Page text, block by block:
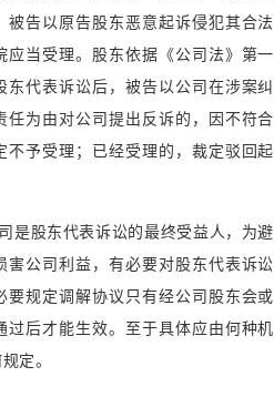
告以原告股东恶意起诉侵犯其合法
当受理。股东依据《公司法》第一
东代表诉讼后，被告以公司在涉案纠
为由对公司提出反诉的，因不符合
不予受理；已经受理的，裁定驳回起
是股东代表诉讼的最终受益人，为避
公司利益，有必要对股东代表诉讼
要规定调解协议只有经公司股东会或
后才能生效。至于具体应由何种机
定。